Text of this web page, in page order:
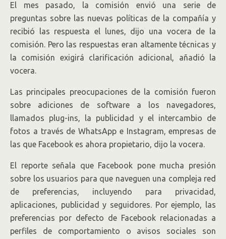
El mes pasado, la comisión envió una serie de
preguntas sobre las nuevas políticas de la compañía y
recibió las respuesta el lunes, dijo una vocera de la
comisión. Pero las respuestas eran altamente técnicas y
la comisión exigirá clarificación adicional, añadió la
vocera.
Las principales preocupaciones de la comisión fueron
sobre adiciones de software a los navegadores,
llamados plug-ins, la publicidad y el intercambio de
fotos a través de WhatsApp e Instagram, empresas de
las que Facebook es ahora propietario, dijo la vocera.
El reporte señala que Facebook pone mucha presión
sobre los usuarios para que naveguen una compleja red
de preferencias, incluyendo para privacidad,
aplicaciones, publicidad y seguidores. Por ejemplo, las
preferencias por defecto de Facebook relacionadas a
perfiles de comportamiento o avisos sociales son